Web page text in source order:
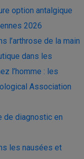
option antalgique
2026
l’arthrose de la main
dans les
l’homme : les
Association
de diagnostic en
les nausées et